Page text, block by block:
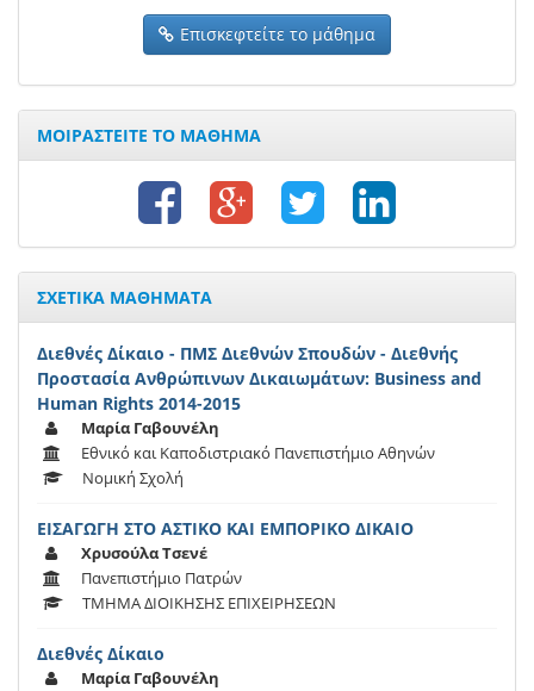
Επισκεφτείτε το μάθημα
ΜΟΙΡΑΣΤΕΙΤΕ ΤΟ ΜΑΘΗΜΑ
ΣΧΕΤΙΚΑ ΜΑΘΗΜΑΤΑ
Διεθνές Δίκαιο - ΠΜΣ Διεθνών Σπουδών - Διεθνής
Προστασία Ανθρώπινων Δικαιωμάτων: Business and
Human Rights 2014-2015
Μαρία Γαβουνέλη
Εθνικό και Καποδιστριακό Πανεπιστήμιο Αθηνών
Νομική Σχολή
ΕΙΣΑΓΩΓΗ ΣΤΟ ΑΣΤΙΚΟ ΚΑΙ ΕΜΠΟΡΙΚΟ ΔΙΚΑΙΟ
Χρυσούλα Τσενέ
Πανεπιστήμιο Πατρών
ΤΜΗΜΑ ΔΙΟΙΚΗΣΗΣ ΕΠΙΧΕΙΡΗΣΕΩΝ
Διεθνές Δίκαιο
Μαρία Γαβουνέλη